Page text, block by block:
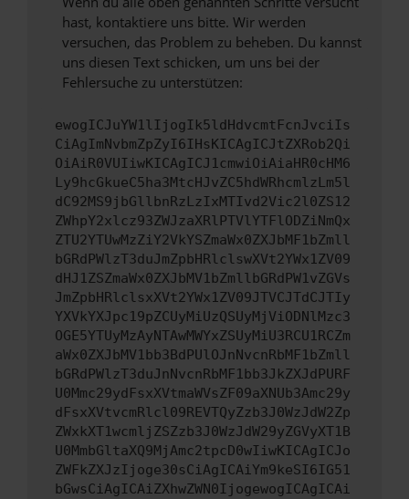
hast, kontaktiere uns bitte. Wir werden
versuchen, das Problem zu beheben. Du kannst
uns diesen Text schicken, um uns bei der
Fehlersuche zu unterstützen:
ewogICJuYW1lIjogIk5ldHdvcmtFcnJvciIs
CiAgImNvbmZpZyI6IHsKICAgICJtZXRob2Qi
OiAiR0VUIiwKICAgICJ1cmwiOiAiaHR0cHM6
Ly9hcGkueC5ha3MtcHJvZC5hdWRhcmlzLm5l
dC92MS9jbGllbnRzLzIxMTIvd2Vic2l0ZS12
ZWhpY2xlcz93ZWJzaXRlPTVlYTFlODZiNmQx
ZTU2YTUwMzZiY2VkYSZmaWx0ZXJbMF1bZmll
bGRdPWlzT3duJmZpbHRlclswXVt2YWx1ZV09
dHJ1ZSZmaWx0ZXJbMV1bZmllbGRdPW1vZGVs
JmZpbHRlclsxXVt2YWx1ZV09JTVCJTdCJTIy
YXVkYXJpc19pZCUyMiUzQSUyMjViODNlMzc3
OGE5YTUyMzAyNTAwMWYxZSUyMiU3RCU1RCZm
aWx0ZXJbMV1bb3BdPUlOJnNvcnRbMF1bZmll
bGRdPWlzT3duJnNvcnRbMF1bb3JkZXJdPURF
U0Mmc29ydFsxXVtmaWVsZF09aXNUb3Amc29y
dFsxXVtvcmRlcl09REVTQyZzb3J0WzJdW2Zp
ZWxkXT1wcmljZSZzb3J0WzJdW29yZGVyXT1B
U0MmbGltaXQ9MjAmc2tpcD0wIiwKICAgICJo
ZWFkZXJzIjoge30sCiAgICAiYm9keSI6IG51
bGwsCiAgICAiZXhwZWN0IjogewogICAgICAi